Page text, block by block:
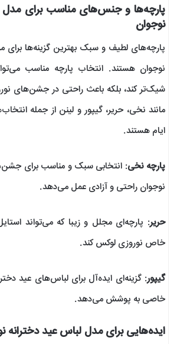
پارچه‌ها و جنس‌های مناسب برای مدل
نوجوان
پارچه‌های لطیف و سبک بهترین گزینه‌ها برای
نوجوان هستند. انتخاب پارچه مناسب
شیک‌تر کند، بلکه باعث راحتی در جشن‌های
مانند نخی، حریر، گیپور و لینن از جمله
ایام هستند.
پارچه نخی: انتخابی سبک و مناسب برای
نوجوان راحتی و آزادی عمل می‌دهد.
حریر: پارچه‌ای مجلل و زیبا که می‌تواند
خاص نوروزی لوکس کند.
گیپور: گزینه‌ای ایده‌آل برای لباس‌های عید
خاصی به پوشش می‌دهد.
ایده‌هایی برای مدل لباس عید دخترانه